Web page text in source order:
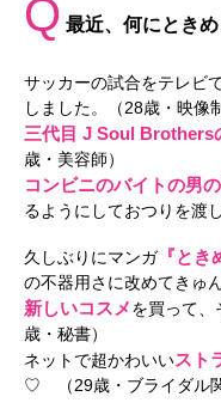
Q 最近、何にとき
サッカーの試合をテレビ
しました。（28歳・映像
三代目 J Soul Brothers
歳・美容師）
コンビニのバイトの男
るようにしておつりを渡
久しぶりにマンガ『とき
の不器用さに改めてきゅ
新しいコスメを買って、
歳・秘書）
ネットで超かわいいスト
♡ （29歳・ブライダル関